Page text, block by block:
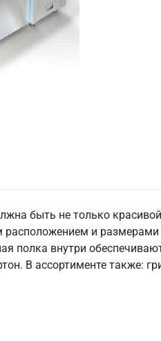
быть не только
и
полка внутри
В ассортименте также: